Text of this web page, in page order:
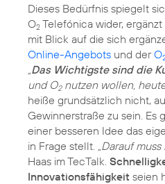
Dieses Bedürfnis spiegelt
O2 Telefónica wider, ergänzt
mit Blick auf die sich
Online-Angebots und derO
Das Wichtigste sind die
und O2nutzen wollen,
heiße grundsätzlich nicht,
Gewinnerstraße zu sein. Es
einer besseren Idee das
in Frage stellt.
„Darauf
Haas im TecTalk.
Innovationsfähigkeit seien